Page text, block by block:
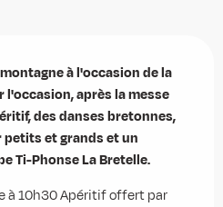
à l'occasion de la
l'occasion, après la messe
des danses bretonnes,
et grands et un
Ti-Phonse La Bretelle.
à 10h30 Apéritif offert par